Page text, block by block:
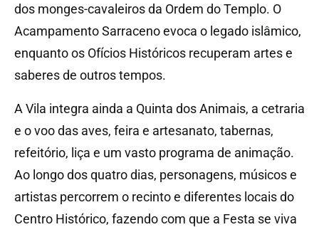
dos monges-cavaleiros da Ordem do Templo. O
Acampamento Sarraceno evoca o legado islâmico,
enquanto os Ofícios Históricos recuperam artes e
saberes de outros tempos.
A Vila integra ainda a Quinta dos Animais, a cetraria
e o voo das aves, feira e artesanato, tabernas,
refeitório, liça e um vasto programa de animação.
Ao longo dos quatro dias, personagens, músicos e
artistas percorrem o recinto e diferentes locais do
Centro Histórico, fazendo com que a Festa se viva